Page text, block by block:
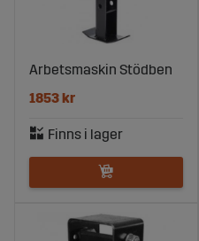
Arbetsmaskin Stödben
1853 kr